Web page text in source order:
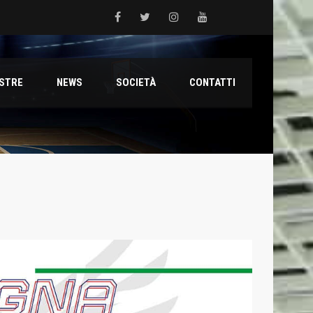
del Grifone nel territorio
Reyer
NEWS SOCIETÀ CONTATTI